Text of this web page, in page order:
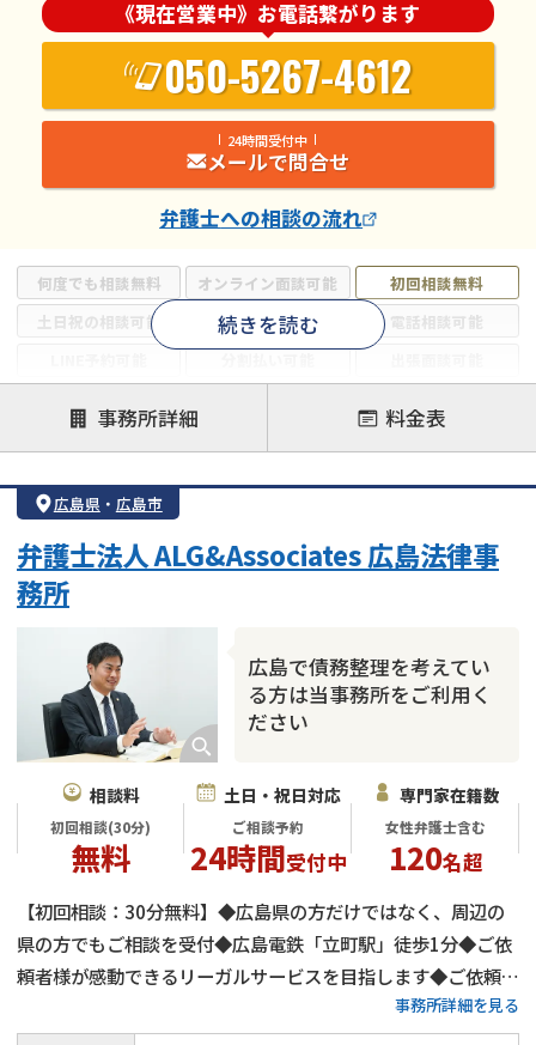
何度でも相談無料 オンライン面談可能
初回相談無料
土日祝の相談可能
19時以降電話可能
電話相談可能
借金返済相談・交渉
自己破産
任意整理
個人再生
会社破産・法人破産
住宅ローン
消費者金融・サラ金
カードローン
続きを読む
《現在営業中》お電話繋がります
050-5267-4612
24時間受付中
メールで問合せ
弁護士への相談の流れ
事務所詳細 料金表
広島県 ・ 広島市
広島で債務整理を考えてい
る方は当事務所をご利用く
ださい
弁護士法人 ALG&Associates 広島法律事
務所
相談料
初回相談(30分)
無料
土日・祝日対応
ご相談予約
24時間受付中
専門家在籍数
女性弁護士含む
120名超
【初回相談：30分無料】◆広島県の方だけではなく、周辺の
県の方でもご相談を受付◆広島電鉄「立町駅」徒歩1分◆ご依
頼者様が感動できるリーガルサービスを目指します◆ご依頼者
様のことを一番に考えた弁護活動を心がけています事務所詳細を見る